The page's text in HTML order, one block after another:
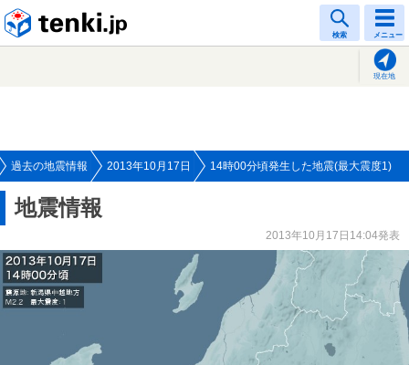
検索 メニュー
現在地
過去の地震情報 2013年10月17日 14時00分頃発生した地震(最大震度1)
地震情報
2013年10月17日14:04発表